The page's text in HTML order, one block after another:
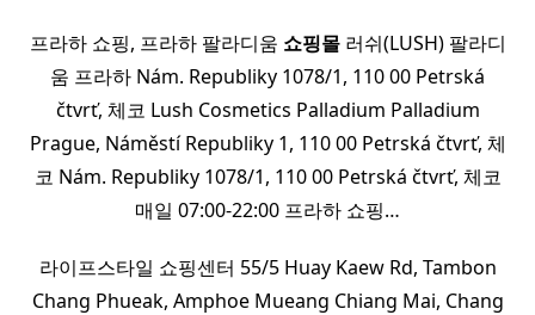
프라하 쇼핑, 프라하 팔라디움 쇼핑몰러쉬(LUSH) 팔라디
움 프라하 Nám. Republiky 1078/1, 110 00 Petrská
čtvrť, 체코 Lush Cosmetics Palladium Palladium
Prague, Náměstí Republiky 1, 110 00 Petrská čtvrť, 체
코 Nám. Republiky 1078/1, 110 00 Petrská čtvrť, 체코
매일 07:00-22:00 프라하 쇼핑…
라이프스타일 쇼핑센터 55/5 Huay Kaew Rd, Tambon
Chang Phueak, Amphoe Mueang Chiang Mai, Chang